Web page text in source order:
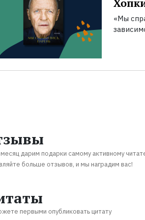
«Мы
месяц дарим подарки самому активному
больше отзывов, и мы наградим вас!
первыми опубликовать цитату